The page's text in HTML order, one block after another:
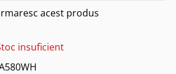
acest produs
insuficient